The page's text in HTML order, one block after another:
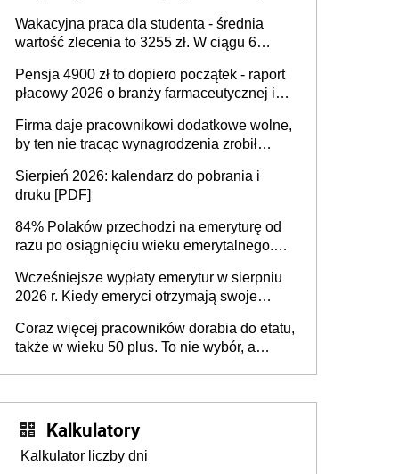
Wakacyjna praca dla studenta - średnia
wartość zlecenia to 3255 zł. W ciągu 6
ponad 10,7 tys. zł
Pensja 4900 zł to dopiero początek - raport
płacowy 2026 o branży farmaceutycznej i
Firma daje pracownikowi dodatkowe wolne,
by ten nie tracąc wynagrodzenia zrobił
sprawdza
Sierpień 2026: kalendarz do pobrania i
druku [PDF]
84% Polaków przechodzi na emeryturę od
razu po osiągnięciu wieku emerytalnego.
dłużej, ale czy jest w stanie? Pracownicy
45+ to siła napędowa gospodarki
Wcześniejsze wypłaty emerytur w sierpniu
2026 r. Kiedy emeryci otrzymają swoje
Coraz więcej pracowników dorabia do etatu,
także w wieku 50 plus. To nie wybór, a
Kalkulatory
Kalkulator liczby dni